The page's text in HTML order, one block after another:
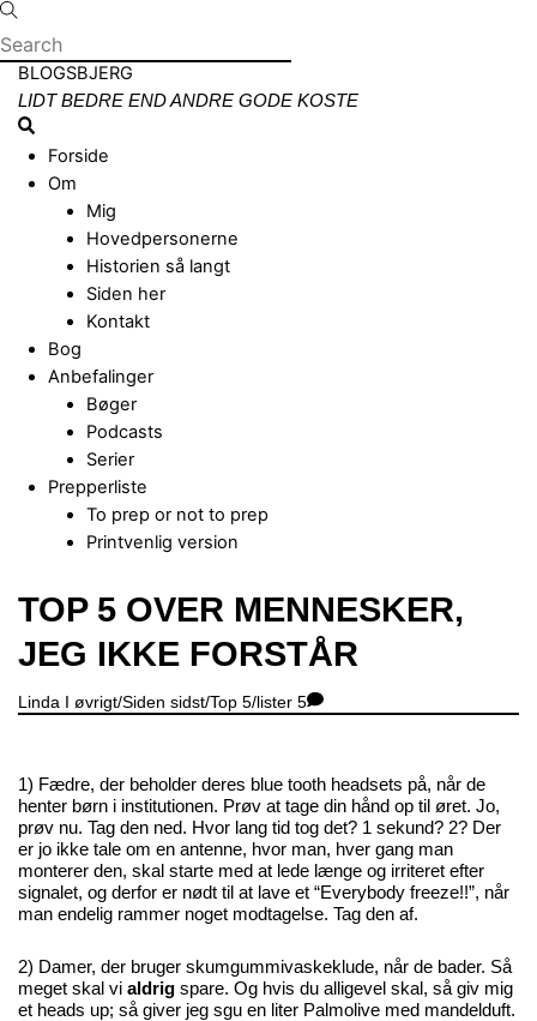
Skip
to
content
Menu
BLOGSBJERG
LIDT BEDRE END ANDRE GODE KOSTE
Search
Forside
Om
Mig
Hovedpersonerne
Historien så langt
Siden her
Kontakt
Bog
Anbefalinger
Bøger
Podcasts
Serier
Prepperliste
To prep or not to prep
Printvenlig version
Close
Menu
TOP 5 OVER MENNESKER,
JEG IKKE FORSTÅR
Linda I øvrigt/Siden sidst/Top 5/lister 5
1) Fædre, der beholder deres blue tooth headsets på, når de
henter børn i institutionen. Prøv at tage din hånd op til øret. Jo,
prøv nu. Tag den ned. Hvor lang tid tog det? 1 sekund? 2? Der
er jo ikke tale om en antenne, hvor man, hver gang man
monterer den, skal starte med at lede længe og irriteret efter
signalet, og derfor er nødt til at lave et “Everybody freeze!!”, når
man endelig rammer noget modtagelse. Tag den af.
2) Damer, der bruger skumgummivaskeklude, når de bader. Så
meget skal vi aldrigspare. Og hvis du alligevel skal, så giv mig
et heads up; så giver jeg sgu en liter Palmolive med mandelduft.